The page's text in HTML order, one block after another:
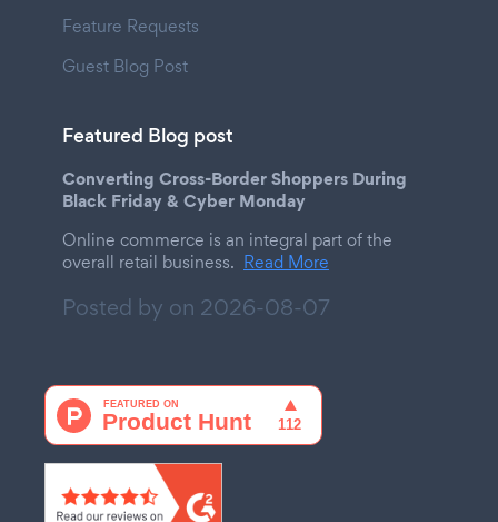
Feature Requests
Guest Blog Post
Featured Blog post
Converting Cross-Border Shoppers During
Black Friday & Cyber Monday
Online commerce is an integral part of the
overall retail business. Read More
Posted by on 2026-08-07